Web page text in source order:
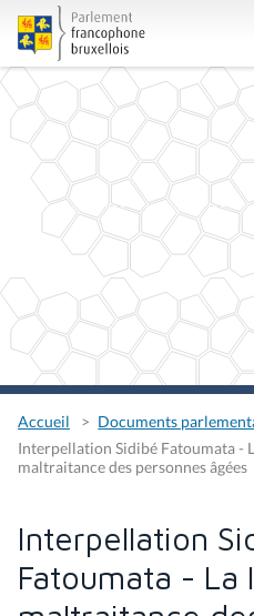
Accueil
Documents
Interpellation Sidibé Fatoumata -
maltraitance des personnes âgées
Interpellation
Fatoumata - La